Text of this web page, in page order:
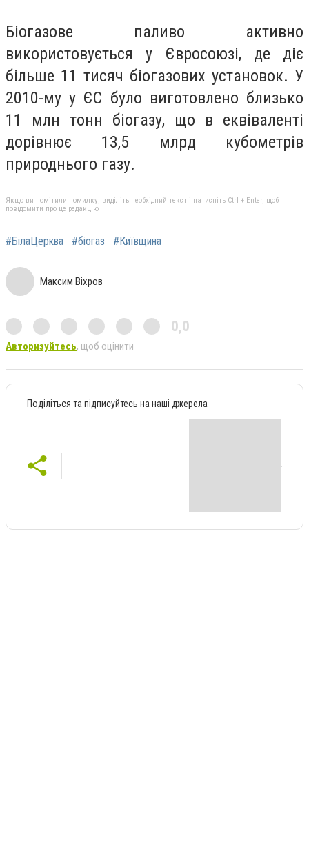
Біогазове паливо активно
використовується у Євросоюзі, де діє
більше 11 тисяч біогазових установок. У
2010-му у ЄС було виготовлено близько
11 млн тонн біогазу, що в еквіваленті
дорівнює 13,5 млрд кубометрів
природнього газу.
Якщо ви помітили помилку, виділіть необхідний текст і натисніть Ctrl + Enter, щоб
повідомити про це редакцію
#БілаЦерква #біогаз #Київщина
Максим Віхров
0,0
Авторизуйтесь, щоб оцінити
Поділіться та підписуйтесь на наші джерела